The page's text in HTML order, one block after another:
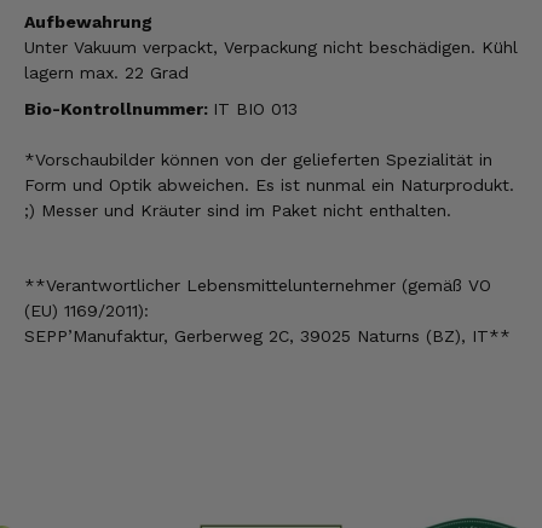
Aufbewahrung
Unter Vakuum verpackt, Verpackung nicht beschädigen. Kühl
lagern max. 22 Grad
Bio-Kontrollnummer: IT BIO 013
*Vorschaubilder können von der gelieferten Spezialität in
Form und Optik abweichen. Es ist nunmal ein Naturprodukt.
;) Messer und Kräuter sind im Paket nicht enthalten.
**Verantwortlicher Lebensmittelunternehmer (gemäß VO
(EU) 1169/2011):
SEPP’Manufaktur, Gerberweg 2C, 39025 Naturns (BZ), IT**